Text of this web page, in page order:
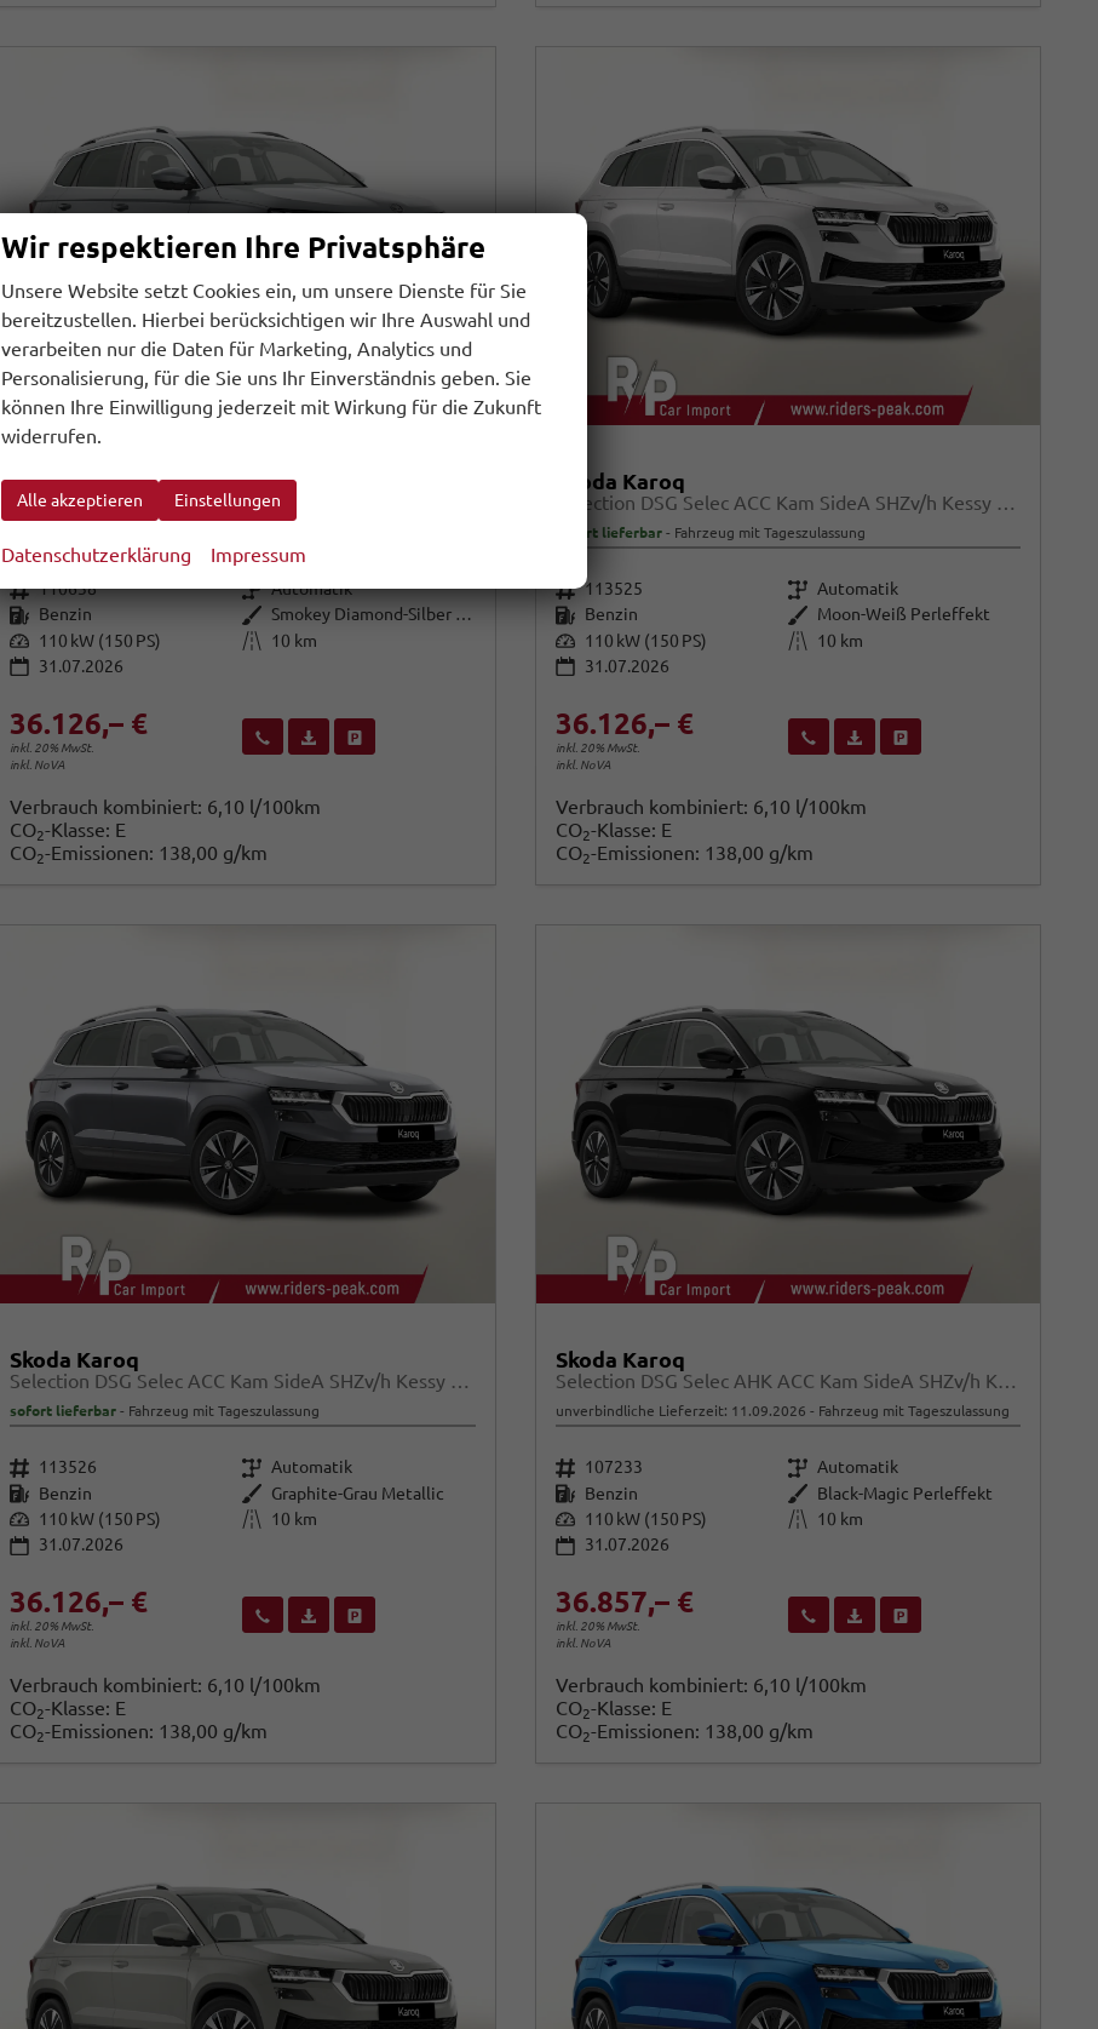
Skoda Karoq
Fahrzeugnr.110638 GetriebeAutomatik
Kraftstoff Benzin Außenfarbe
Smokey Diamond-Silber Metallic
Leistung 110 kW (150 PS) Kilometerstand 10 km
31.07.2026
36.126,– €
inkl. 20% MwSt.
inkl. NoVA
Wir rufen Sie anFahrzeugexposé (PDF)
Verbrauch kombiniert: 6,10 l/100km
CO2-Klasse: E
CO2-Emissionen: 138,00 g/km
Skoda Karoq
Selection DSG Selec ACC Kam SideA SHZv/h Kessy SunS
sofort lieferbar Fahrzeug mit Tageszulassung
Fahrzeugnr.113525 Getriebe Automatik
Kraftstoff Benzin Außenfarbe Moon-Weiß Perleffekt
Leistung 110 kW (150 PS) Kilometerstand
10 km
31.07.2026
36.126,– €
inkl. 20% MwSt.
inkl. NoVA
Wir rufen Sie anFahrzeugexposé (PDF)
Fahrzeug parken
Verbrauch kombiniert: 6,10 l/100km
CO2-Klasse: E
CO2-Emissionen: 138,00 g/km
Skoda Karoq
Selection DSG Selec ACC Kam SideA SHZv/h Kessy SunS
sofort lieferbar Fahrzeug mit Tageszulassung
Fahrzeugnr. 113526 Getriebe Automatik
Kraftstoff Benzin Außenfarbe Graphite-Grau Metallic
Leistung 110 kW (150 PS) Kilometerstand 10 km
31.07.2026
36.126,– €
inkl. 20% MwSt.
inkl. NoVA
Wir rufen Sie anFahrzeugexposé (PDF)
Verbrauch kombiniert: 6,10 l/100km
CO2-Klasse: E
CO2-Emissionen: 138,00 g/km
Skoda Karoq
Selection DSG Selec AHK ACC Kam SideA SHZv/h Kessy
unverbindliche Lieferzeit: 11.09.2026 Fahrzeug mit Tageszulassung
Fahrzeugnr. 107233 Getriebe Automatik
Kraftstoff Benzin Außenfarbe Black-Magic Perleffekt
Leistung 110 kW (150 PS) Kilometerstand
10 km
31.07.2026
36.857,– €
inkl. 20% MwSt.
inkl. NoVA
Wir rufen Sie anFahrzeugexposé (PDF)
Fahrzeug parken
Verbrauch kombiniert: 6,10 l/100km
CO2-Klasse: E
CO2-Emissionen: 138,00 g/km
Wir respektieren Ihre Privatsphäre
Unsere Website setzt Cookies ein, um unsere Dienste für Sie
bereitzustellen. Hierbei berücksichtigen wir Ihre Auswahl und
verarbeiten nur die Daten für Marketing, Analytics und
Personalisierung, für die Sie uns Ihr Einverständnis geben. Sie
können Ihre Einwilligung jederzeit mit Wirkung für die Zukunft
widerrufen.
Alle akzeptieren Einstellungen
Datenschutzerklärung Impressum